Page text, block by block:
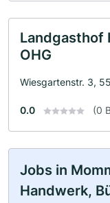
Landgasthof
OHG
Wiesgartenstr. 3,
0.0 (0
Jobs in
Handwerk,